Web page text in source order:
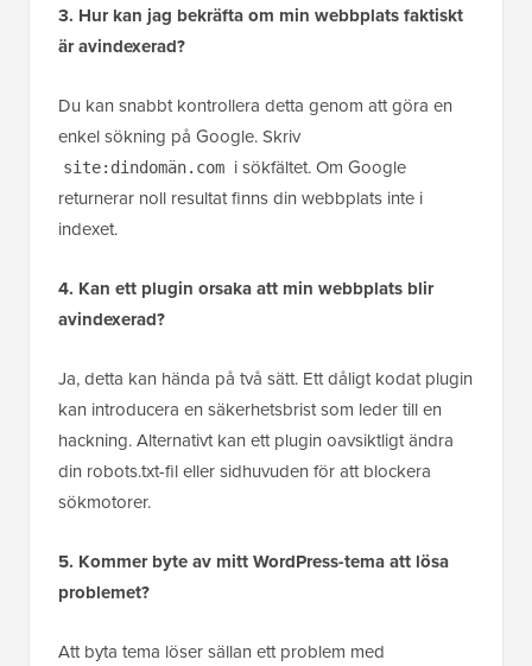
3. Hur kan jag bekräfta om min webbplats faktiskt
är avindexerad?
Du kan snabbt kontrollera detta genom att göra en
enkel sökning på Google. Skriv
site:dindomän.com i sökfältet. Om Google
returnerar noll resultat finns din webbplats inte i
indexet.
4. Kan ett plugin orsaka att min webbplats blir
avindexerad?
Ja, detta kan hända på två sätt. Ett dåligt kodat plugin
kan introducera en säkerhetsbrist som leder till en
hackning. Alternativt kan ett plugin oavsiktligt ändra
din robots.txt-fil eller sidhuvuden för att blockera
sökmotorer.
5. Kommer byte av mitt WordPress-tema att lösa
problemet?
Att byta tema löser sällan ett problem med